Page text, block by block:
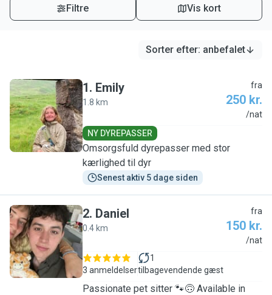
Filtre Vis kort
Sorter efter: anbefalet
E
1. Emily
1.8 km
fra
250 kr.
/nat
NY DYREPASSER
Omsorgsfuld dyrepasser med stor
kærlighed til dyr
Senest aktiv 5 dage siden
D
2. Daniel
0.4 km
fra
150 kr.
/nat
3 anmeldelser
1
tilbagevendende gæst
Passionate pet sitter 🐾🙃 Available in